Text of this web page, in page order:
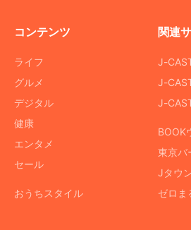
コンテンツ
ライフ
グルメ
デジタル
健康
エンタメ
セール
おうちスタイル
関連
J-
J-
J-
BOOK
東京バ
Jタウ
ゼロま